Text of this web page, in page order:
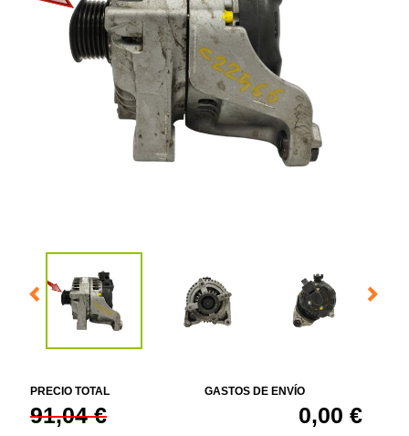
PRECIO TOTAL
91,04 €
GASTOS DE ENVÍO
0,00 €